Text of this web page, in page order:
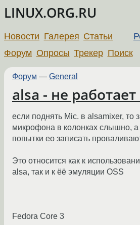
LINUX.ORG.RU
Новости Галерея Статьи
Форум Опросы Трекер Поиск
Форум — General
alsa - не
если поднять Mic. в alsamixer, то
микрофона в колонках слышно, а
попытки ео записать
Это относится как к
alsa, так и к ёё эмуляции OSS
Fedora Core 3